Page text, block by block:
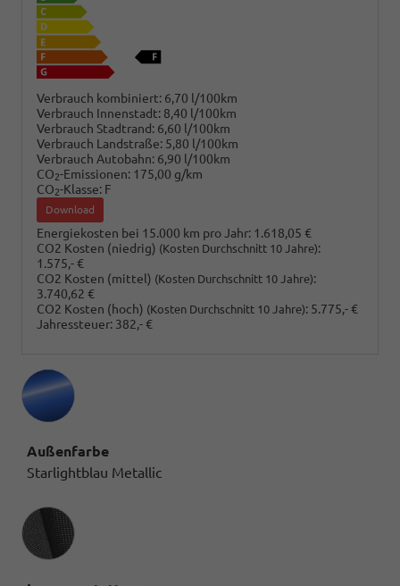
Verbrauch kombiniert: 6,70 l/100km
Verbrauch Innenstadt: 8,40 l/100km
Verbrauch Stadtrand: 6,60 l/100km
Verbrauch Landstraße: 5,80 l/100km
Verbrauch Autobahn: 6,90 l/100km
CO2-Emissionen: 175,00 g/km
CO2-Klasse: F
Download
Energiekosten bei 15.000 km pro Jahr: 1.618,05 €
CO2 Kosten (niedrig) (Kosten Durchschnitt 10 Jahre):
1.575,- €
CO2 Kosten (mittel) (Kosten Durchschnitt 10 Jahre):
3.740,62 €
CO2 Kosten (hoch) (Kosten Durchschnitt 10 Jahre): 5.775,- €
Jahressteuer: 382,- €
Außenfarbe
Starlightblau Metallic
Innenausstattung